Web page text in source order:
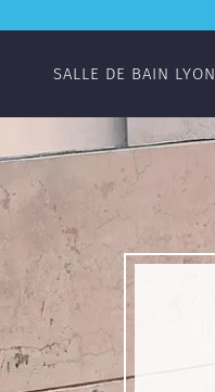
SALLE DE BAIN LYON